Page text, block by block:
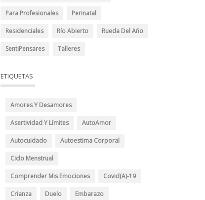
Para Profesionales Perinatal
Residenciales Río Abierto Rueda Del Año
SentiPensares Talleres
ETIQUETAS
Amores Y Desamores
Asertividad Y Límites AutoAmor
Autocuidado Autoestima Corporal
Ciclo Menstrual
Comprender Mis Emociones Covid(A)-19
Crianza Duelo Embarazo